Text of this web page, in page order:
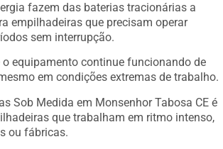
fazem das baterias tracionárias a
empilhadeiras que precisam operar
sem interrupção.
o equipamento continue funcionando de
em condições extremas de trabalho.
Sob Medida em Monsenhor Tabosa CE é
que trabalham em ritmo intenso,
ou fábricas.